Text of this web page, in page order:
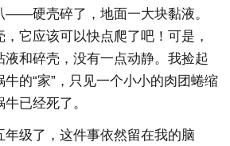
——硬壳碎了，地面一大块黏液。
它应该可以快点爬了吧！可是，
液和碎壳，没有一点动静。我捡起
的“家”，只见一个小小的肉团蜷缩
已经死了。
年级了，这件事依然留在我的脑